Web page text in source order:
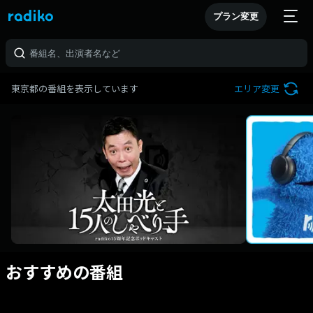
プラン変更
東京都の番組を表示しています エリア変更
おすすめの番組